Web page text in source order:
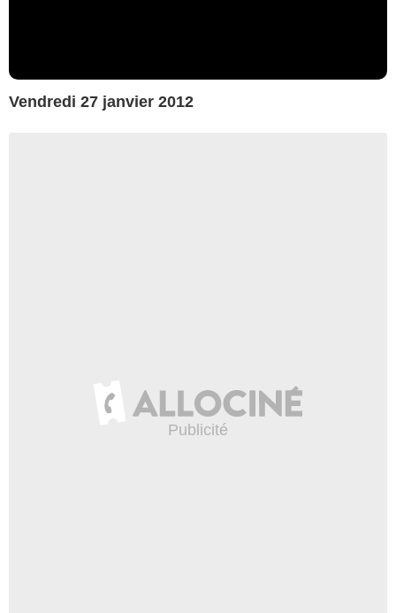
Vendredi 27 janvier 2012